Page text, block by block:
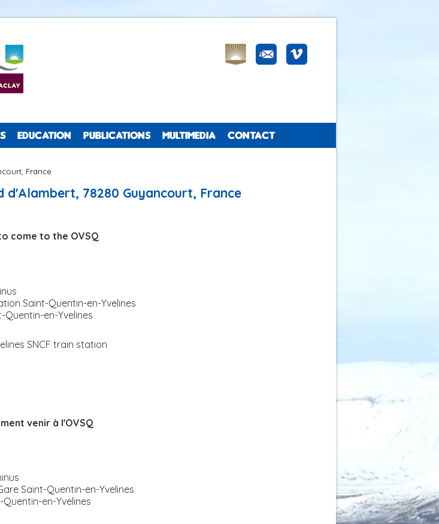
EDUCATION PUBLICATIONS MULTIMEDIA CONTACT
France
d'Alambert, 78280 Guyancourt, France
come to the OVSQ
Saint-Quentin-en-Yvelines
Quentin-en-Yvelines
SNCF train station
venir à l'OVSQ
Saint-Quentin-en-Yvelines
en-Yvelines